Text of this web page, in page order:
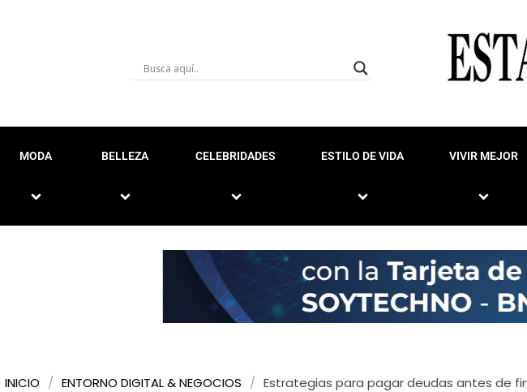
MODA BELLEZA CELEBRIDADES ESTILO DE VIDA VIVIR MEJOR
INICIO / ENTORNO DIGITAL & NEGOCIOS / Estrategias para pagar deudas antes de